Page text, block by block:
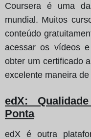
Coursera é uma
mundial. Muitos
conteúdo
acessar os vídeos
obter um certificado
excelente maneira
edX:
Ponta
edX é outra